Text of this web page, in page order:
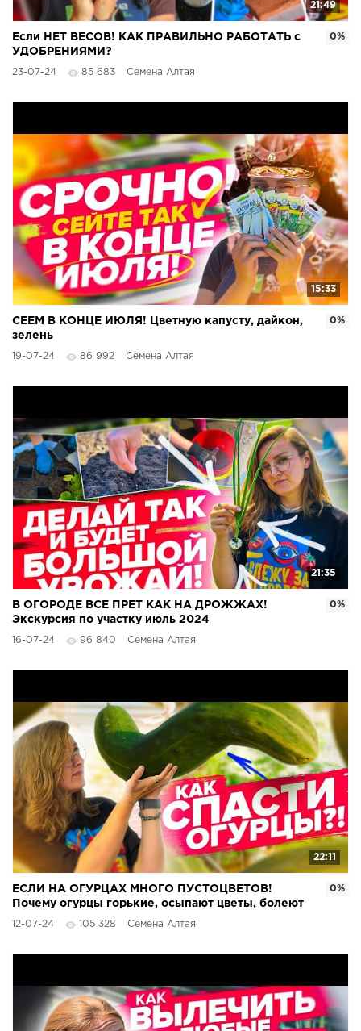
21:49
Если НЕТ ВЕСОВ! КАК ПРАВИЛЬНО РАБОТАТЬ с
УДОБРЕНИЯМИ?
23-07-24 85 683 Семена Алтая
0%
15:33
СЕЕМ В КОНЦЕ ИЮЛЯ! Цветную капусту, дайкон,
зелень
19-07-24 86 992 Семена Алтая
0%
21:35
В ОГОРОДЕ ВСЕ ПРЕТ КАК НА ДРОЖЖАХ!
Экскурсия по участку июль 2024
16-07-24 96 840 Семена Алтая
0%
22:11
ЕСЛИ НА ОГУРЦАХ МНОГО ПУСТОЦВЕТОВ!
Почему огурцы горькие, осыпают цветы, болеют
12-07-24 105 328 Семена Алтая
0%